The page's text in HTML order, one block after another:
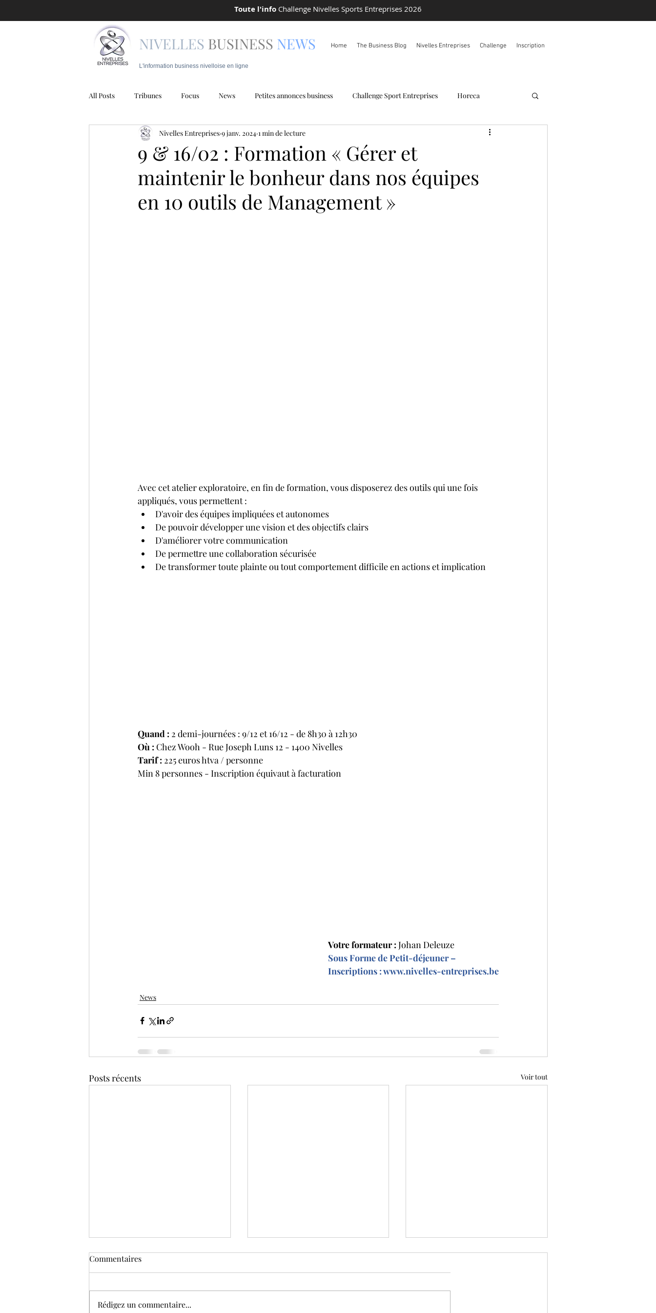
Toute l'info Challenge Nivelles Sports Entreprises 2026
NIVELLES BUSINESS NEWS Home The Business Blog Nivelles Entreprises Challenge Inscription
L'information business nivelloise en ligne
All Posts Tribunes Focus News Petites annonces business Challenge Sport Entreprises Horeca
Mobilité Police locale Info Pareto
9 & 16/02 : Formation « Gérer et
maintenir le bonheur dans nos équipes
en 10 outils de Management »
Nivelles Entreprises 9 janv. 2024 1 min de lecture
Avec cet atelier exploratoire, en fin de formation, vous disposerez des outils qui une fois
appliqués, vous permettent :
D'avoir des équipes impliquées et autonomes
De pouvoir développer une vision et des objectifs clairs
D'améliorer votre communication
De permettre une collaboration sécurisée
De transformer toute plainte ou tout comportement difficile en actions et implication
Quand : 2 demi-journées : 9/12 et 16/12 - de 8h30 à 12h30
Où : Chez Wooh - Rue Joseph Luns 12 - 1400 Nivelles
Tarif : 225 euros htva / personne
Min 8 personnes - Inscription équivaut à facturation
Votre formateur : Johan Deleuze
Sous Forme de Petit-déjeuner –
Inscriptions : www.nivelles-entreprises.be
News
Posts récents Voir tout
Commentaires
Rédigez un commentaire...